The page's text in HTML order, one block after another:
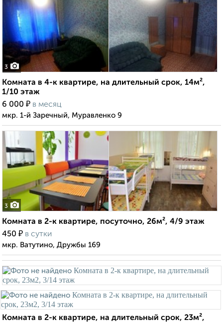
3
Комната в 4-к квартире, на длительный срок, 14м²,
1/10 этаж
6 000 ₽ в месяц
мкр. 1-й Заречный, Муравленко 9
3
Комната в 2-к квартире, посуточно, 26м², 4/9 этаж
450 ₽ в сутки
мкр. Ватутино, Дружбы 169
Комната в 2-к квартире, на длительный срок, 23м²,